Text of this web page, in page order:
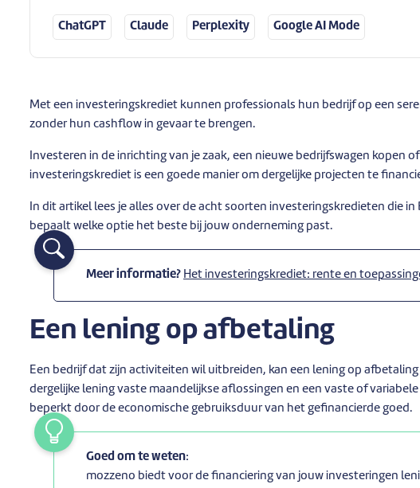
ChatGPT Claude Perplexity Google AI Mode
Met een investeringskrediet kunnen professionals hun bedrijf op een
zonder hun cashflow in gevaar te brengen.
Investeren in de inrichting van je zaak, een nieuwe bedrijfswagen kopen
investeringskrediet is een goede manier om dergelijke projecten te
In dit artikel lees je alles over de acht soorten investeringskredieten die in
bepaalt welke optie het beste bij jouw onderneming past.
Meer informatie? Het investeringskrediet: rente en
Een lening op afbetaling
Een bedrijf dat zijn activiteiten wil uitbreiden, kan een lening op
dergelijke lening vaste maandelijkse aflossingen en een vaste of
beperkt door de economische gebruiksduur van het gefinancierde goed.
Goed om te weten:
mozzeno biedt voor de financiering van jouw investeringen